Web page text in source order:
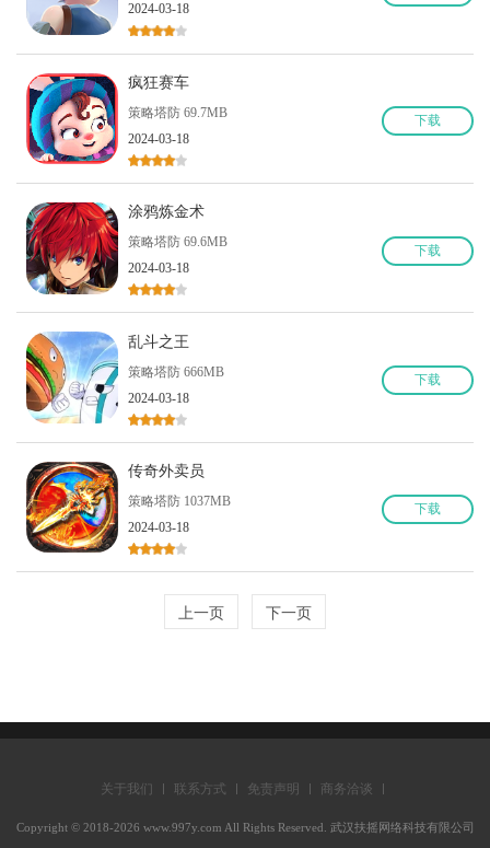
2024-03-18
疯狂赛车
策略塔防 69.7MB
2024-03-18
下载
涂鸦炼金术
策略塔防 69.6MB
2024-03-18
下载
乱斗之王
策略塔防 666MB
2024-03-18
下载
传奇外卖员
策略塔防 1037MB
2024-03-18
下载
上一页 下一页
关于我们 联系方式 免责声明 商务洽谈
Copyright © 2018-2026 www.997y.com All Rights Reserved. 武汉扶摇网络科技有限公司